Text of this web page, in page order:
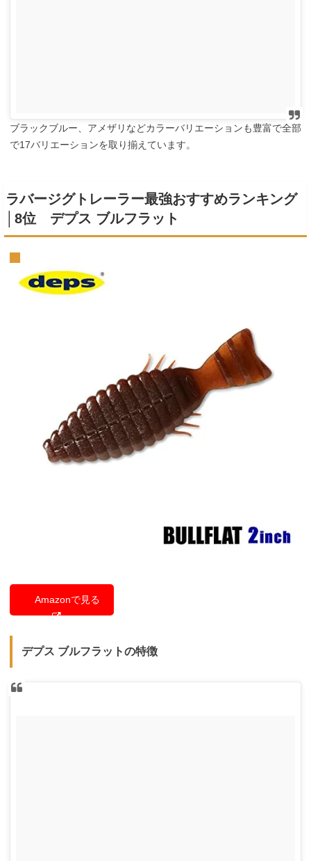
ブラックブルー、アメザリなどカラーバリエーションも豊富で全部
で17バリエーションを取り揃えています。
ラバージグトレーラー最強おすすめランキング
│8位 デプス ブルフラット
Amazonで見る
デプス ブルフラットの特徴